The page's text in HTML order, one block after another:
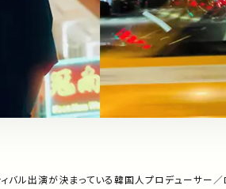
バル出演が決まっている韓国人プロデューサー／